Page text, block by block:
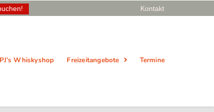
Kontakt
PJ’s Whiskyshop Freizeitangebote Termine